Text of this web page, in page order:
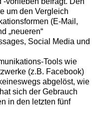
um den Vergleich
(E-Mail,
„neueren“
Social Media und
Tools wie
(z.B. Facebook)
abgelöst, wie
sich der Gebrauch
in den letzten fünf